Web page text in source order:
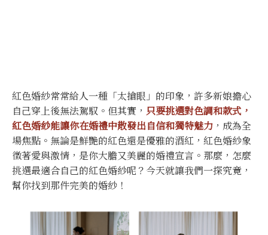
紅色婚紗常常給人一種「太搶眼」的印象，許多新娘擔心
自己穿上後無法駕馭。但其實， 只要挑選對色調和款式，
紅色婚紗能讓你在婚禮中散發出自信和獨特魅力 ，成為全
場焦點。無論是鮮艷的紅色還是優雅的酒紅，紅色婚紗象
徵著愛與激情，是你大膽又美麗的婚禮宣言。那麼，怎麼
挑選最適合自己的紅色婚紗呢？今天就讓我們一探究竟，
幫你找到那件完美的婚紗！